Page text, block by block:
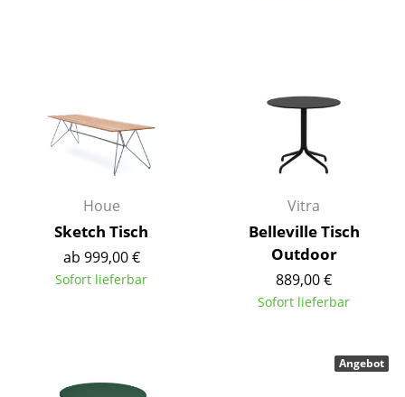
Bodenleuchten
Wandleuchten
Outdoor-Leuchten
Akkuleuchten
... alle Leuchten
Einzelbetten
Houe
Sketch Tisch
ab 999,00 €
Sofort lieferbar
Vitra
Belleville Tisch
Outdoor
889,00 €
Sofort lieferbar
Angebot